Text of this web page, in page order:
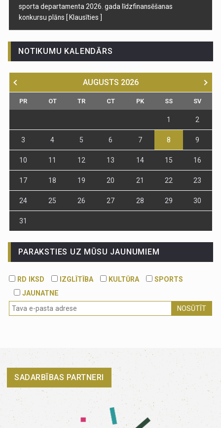
sporta departamenta 2026. gada līdzfinansēšanas
konkursu plāns [ Klausīties ]
NOTIKUMU KALENDĀRS
AUGUSTS 2026
PR OT TR CT PK SS SV
1 2
3 4 5 6 7 8 9
10 11 12 13 14 15 16
17 18 19 20 21 22 23
24 25 26 27 28 29 30
31
PARAKSTIES UZ MŪSU JAUNUMIEM
RD IKSD IZGLĪTĪBA KULTŪRA
SPORTS
JAUNATNE
NOSŪTĪT
SADARBĪBAS PARTNERI